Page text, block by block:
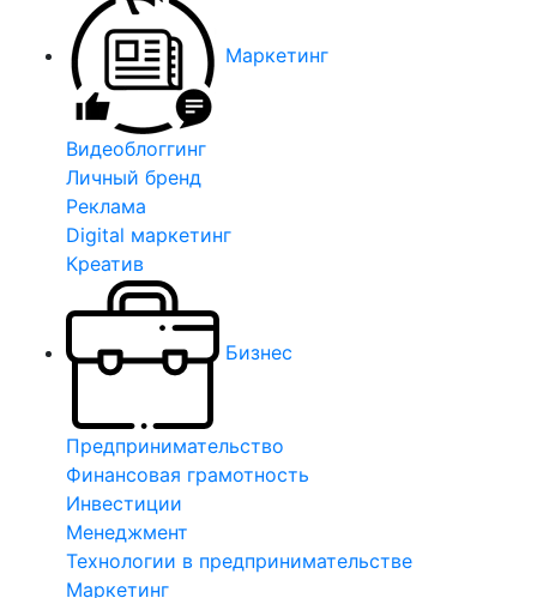
Маркетинг
Видеоблоггинг
Личный бренд
Реклама
Digital маркетинг
Креатив
Бизнес
Предпринимательство
Финансовая грамотность
Инвестиции
Менеджмент
Технологии в предпринимательстве
Маркетинг